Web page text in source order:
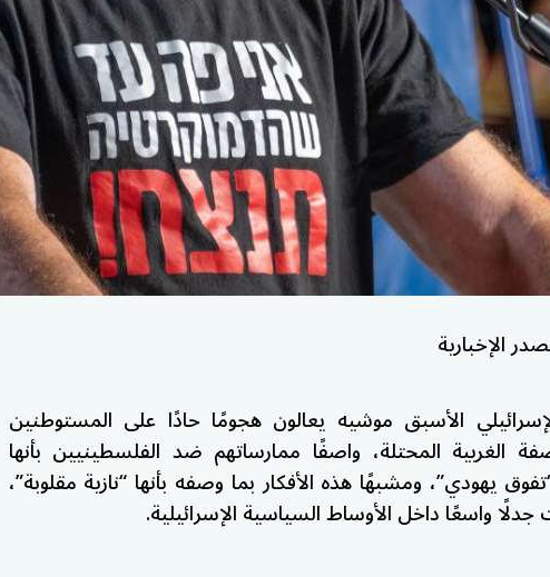
الإخبارية
الأسبق موشيه يعالون هجومًا حادًا على المستوطنين
الغربية المحتلة، واصفًا ممارساتهم ضد الفلسطينيين بأنها
يهودي”، ومشبهًا هذه الأفكار بما وصفه بأنها “نازية مقلوبة”،
واسعًا داخل الأوساط السياسية الإسرائيلية.